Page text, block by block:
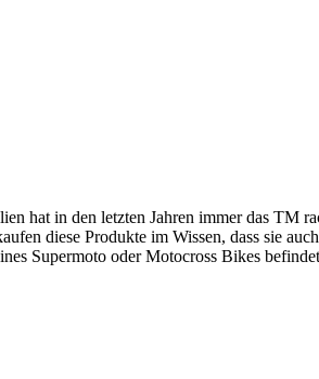
hat in den letzten Jahren immer das TM
diese Produkte im Wissen, dass sie
Supermoto oder Motocross Bikes